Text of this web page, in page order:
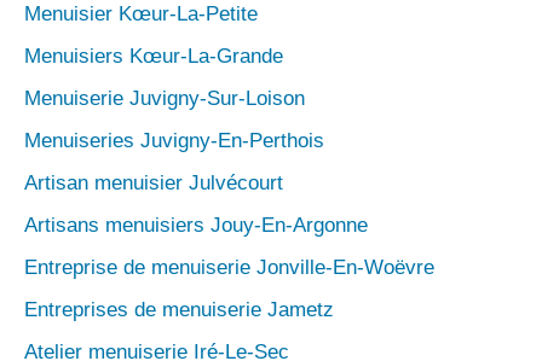
Menuisier Kœur-La-Petite
Menuisiers Kœur-La-Grande
Menuiserie Juvigny-Sur-Loison
Menuiseries Juvigny-En-Perthois
Artisan menuisier Julvécourt
Artisans menuisiers Jouy-En-Argonne
Entreprise de menuiserie Jonville-En-Woëvre
Entreprises de menuiserie Jametz
Atelier menuiserie Iré-Le-Sec